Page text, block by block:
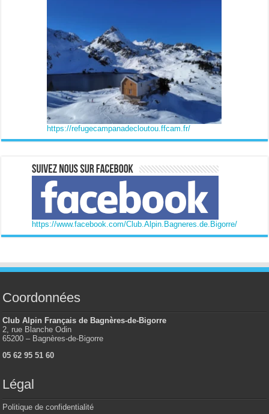
https://refugecampanadecloutou.ffcam.fr/
https://www.facebook.com/Club.Alpin.Bagneres.de.Bigorre/
Coordonnées
Club Alpin Français de Bagnères-de-Bigorre
2, rue Blanche Odin
65200 – Bagnères-de-Bigorre
05 62 95 51 60
Légal
Politique de confidentialité